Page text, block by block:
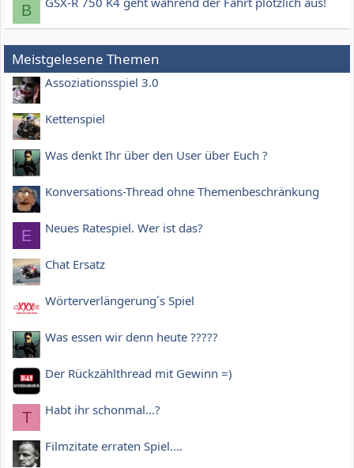
B
Meistgelesene Themen
Assoziationsspiel 3.0
Kettenspiel
Was denkt Ihr über den User über Euch ?
Konversations-Thread ohne Themenbeschränkung
E Neues Ratespiel. Wer ist das?
Chat Ersatz
Wörterverlängerung´s Spiel
Was essen wir denn heute ?????
Der Rückzählthread mit Gewinn =)
T Habt ihr schonmal...?
Filmzitate erraten Spiel....